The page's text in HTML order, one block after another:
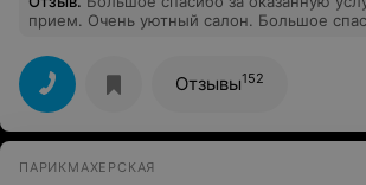
прием. Очень уютный салон. Большое
№ 269. Счастья, здоровья, любви и
бизнесе Вам. Всем огромнейшая
Пилипенко А.Г.
Отзывы152
ПАРИКМАХЕРСКАЯ